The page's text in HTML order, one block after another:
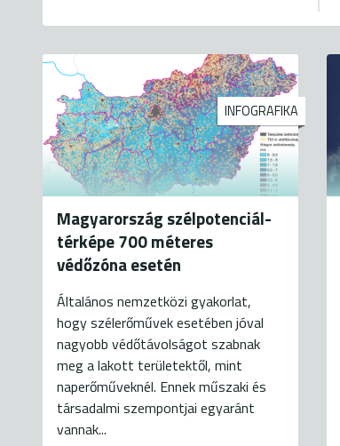
INFOGRAFIKA
Magyarország szélpotenciál-
térképe 700 méteres
védőzóna esetén
Általános nemzetközi gyakorlat,
hogy szélerőművek esetében jóval
nagyobb védőtávolságot szabnak
meg a lakott területektől, mint
naperőműveknél. Ennek műszaki és
társadalmi szempontjai egyaránt
vannak...